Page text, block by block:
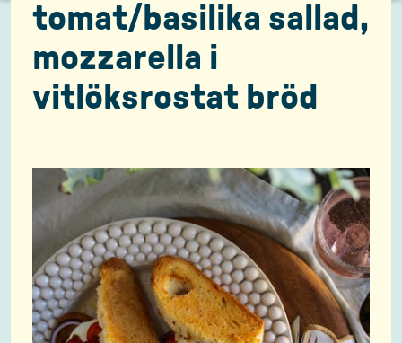
tomat/basilika sallad,
mozzarella i
vitlöksrostat bröd